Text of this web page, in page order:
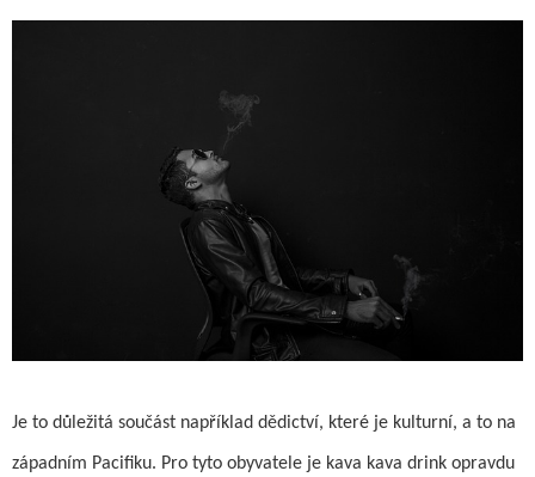
Je to důležitá součást například dědictví, které je kulturní, a to na
západním Pacifiku. Pro tyto obyvatele je kava kava drink opravdu